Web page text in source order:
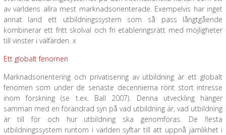
av världens allra mest marknadsorienterade. Exempelvis har inget
annat land ett utbildningssystem som så pass långtgående
kombinerar ett fritt skolval och fri etableringsrätt med möjligheter
till vinster i välfärden. x
Ett globalt fenomen
Marknadsorientering och privatisering av utbildning är ett globalt
fenomen som under de senaste decennierna rönt stort intresse
inom forskning (se t.ex. Ball 2007). Denna utveckling hänger
samman med en förändrad syn på vad utbildning är, vad utbildning
är till för och hur utbildning ska genomföras. De flesta
utbildningssystem runtom i världen syftar till att uppnå jämlikhet i